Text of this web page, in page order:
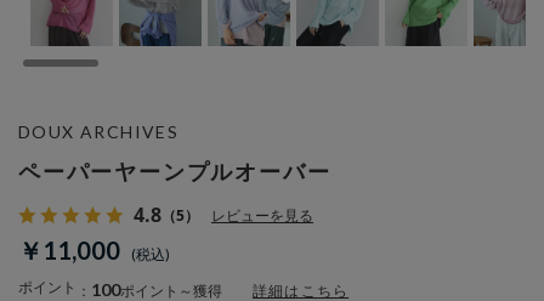
ペーパーヤーンプルオーバー
4.8 （5） レビューを見る
￥11,000
ポイント ： 100ポイント～獲得 詳細はこちら
DOUX ARCHIVES